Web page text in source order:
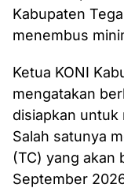
Kabupaten
menembus
Ketua KONI
mengatakan
disiapkan
Salah satunya
(TC) yang akan
September